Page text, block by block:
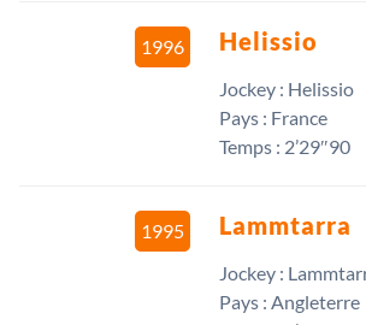
1996 Helissio
Jockey : Helissio
Pays : France
Temps : 2’29″90
1995 Lammtarra
Jockey :
Pays : Angleterre